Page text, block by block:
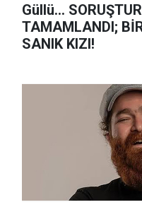
Güllü...
TAMAMLANDI;
SANIK KIZI!